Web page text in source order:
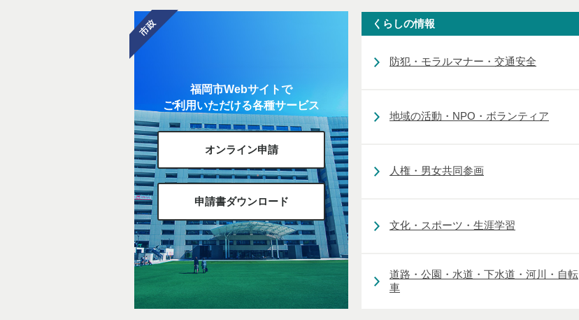
福岡市Webサイトで
ご利用いただける各種サービス
オンライン申請
申請書ダウンロード
くらしの情報
防犯・モラルマナー・交通安全
地域の活動・NPO・ボランティア
人権・男女共同参画
文化・スポーツ・生涯学習
道路・公園・水道・下水道・河川・自転
車